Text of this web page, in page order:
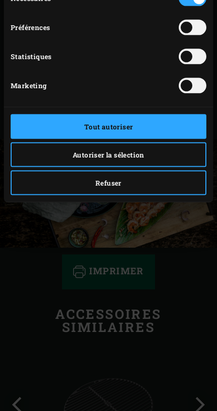
Préférences
Statistiques
Marketing
Tout autoriser
Autoriser la sélection
Refuser
l’intérieur. Profitez de l’intervalle pour enfiler les
Disposez les brochettes de gambas sur la grille et
gambas de chaque côté 3 minutes environ, en
ne pas risquer de vous brûler.
plat de présentation.
IMPRIMER
ACCESSOIRES
SIMILAIRES